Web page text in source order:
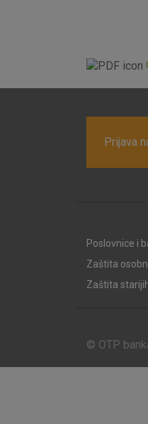
Prijava
Poslovnice i
Zaštita
Zaštita
© OTP